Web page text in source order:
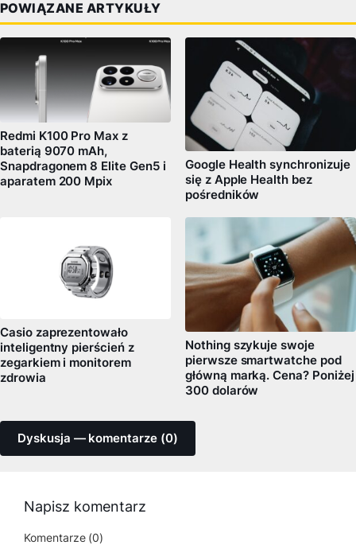
POWIĄZANE ARTYKUŁY
Redmi K100 Pro Max z
baterią 9070 mAh,
Snapdragonem 8 Elite Gen5 i
aparatem 200 Mpix
Google Health synchronizuje
się z Apple Health bez
pośredników
Casio zaprezentowało
inteligentny pierścień z
zegarkiem i monitorem
zdrowia
Nothing szykuje swoje
pierwsze smartwatche pod
główną marką. Cena? Poniżej
300 dolarów
Dyskusja — komentarze (0)
Napisz komentarz
Komentarze (0)